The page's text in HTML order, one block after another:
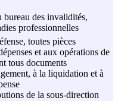
des invalidités,
professionnelles
toutes pièces
et aux opérations de
tous documents
à la liquidation et à
de la sous-direction